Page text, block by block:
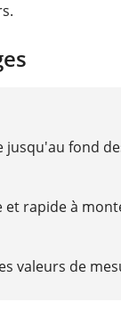
jusqu'au fond
et rapide à
valeurs de